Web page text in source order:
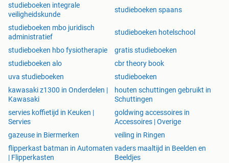
studieboeken integrale
veiligheidskunde
studieboeken spaans
studieboeken mbo juridisch
administratief
studieboeken hotelschool
studieboeken hbo fysiotherapie
gratis studieboeken
studieboeken alo
cbr theory book
uva studieboeken
studieboeken
kawasaki z1300 in Onderdelen |
Kawasaki
houten schuttingen gebruikt in
Schuttingen
servies koffietijd in Keuken |
Servies
goldwing accessoires in
Accessoires | Overige
gazeuse in Biermerken
veiling in Ringen
flipperkast batman in Automaten
| Flipperkasten
vaders maaltijd in Beelden en
Beeldjes